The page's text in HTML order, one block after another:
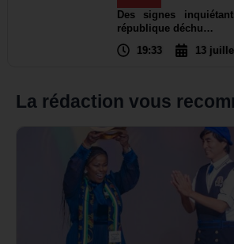
Des signes
république déchu…
19:33
13
La rédaction vous